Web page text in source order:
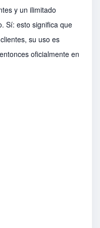
y un ilimitado
Sí: esto significa que
su uso es
oficialmente en